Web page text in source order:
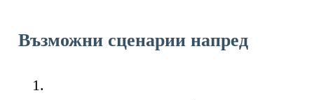
Възможни сценарии напред